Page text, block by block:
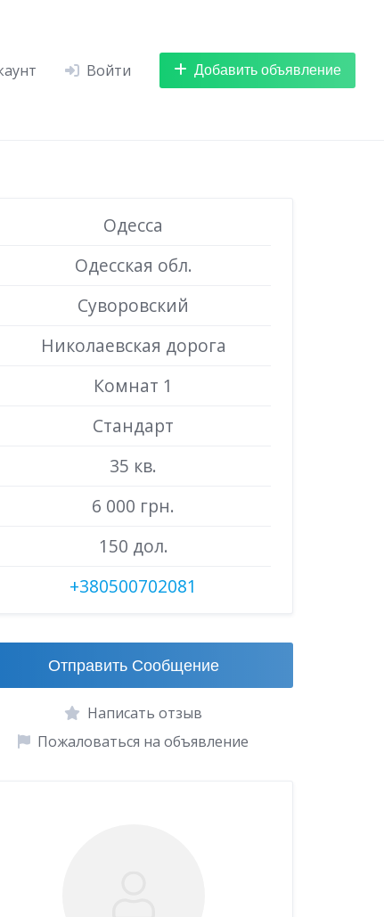
Войти Добавить объявление
Одесса
Одесская обл.
Суворовский
Николаевская дорога
Комнат 1
Стандарт
35 кв.
6 000 грн.
150 дол.
+380500702081
Отправить Сообщение
Написать отзыв
Пожаловаться на объявление